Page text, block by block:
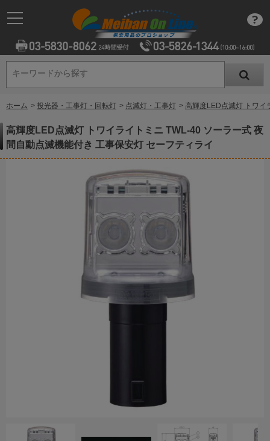
キーワードから探す
キーワードから探す
ホーム > 投光器・工事灯・回転灯 > 点滅灯・工事灯 > 高輝度LED点滅灯 トワイ
高輝度LED点滅灯 トワイライトミニ TWL-40 ソーラー式 夜
間自動点滅機能付き 工事保安灯 セーフティライ